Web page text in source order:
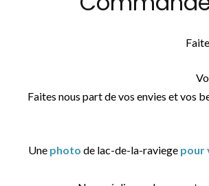
Faites nous part de vos envies et vos
Une photo de lac-de-la-raviege pour